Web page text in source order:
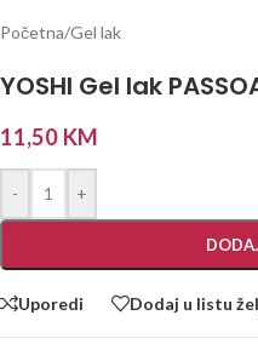
Početna/Gel lak
YOSHI Gel lak
11,50 KM
- +
Uporedi Dodaj u listu